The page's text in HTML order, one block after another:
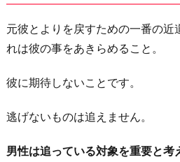
元彼とよりを戻すための一番の近
れは彼の事をあきらめること。
彼に期待しないことです。
逃げないものは追えません。
男性は追っている対象を重要と考